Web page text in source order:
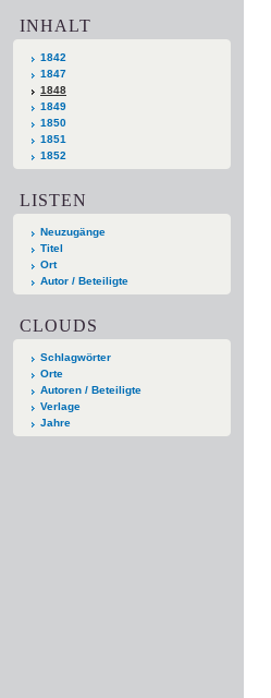
INHALT
1842
1847
1848
1849
1850
1851
1852
LISTEN
Neuzugänge
Titel
Ort
Autor / Beteiligte
CLOUDS
Schlagwörter
Orte
Autoren / Beteiligte
Verlage
Jahre